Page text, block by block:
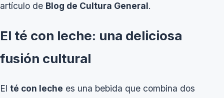
artículo de Blog de Cultura General.
El té con leche: una deliciosa
fusión cultural
El té con leche es una bebida que combina dos